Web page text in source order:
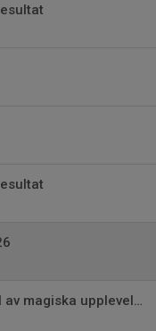
Nordenskiöldsloppet – 22 mil av magiska upplevelser